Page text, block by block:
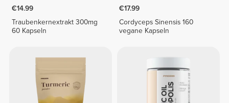
€14.99
Traubenkernextrakt 300mg
60 Kapseln
€17.99
Cordyceps Sinensis 160
vegane Kapseln